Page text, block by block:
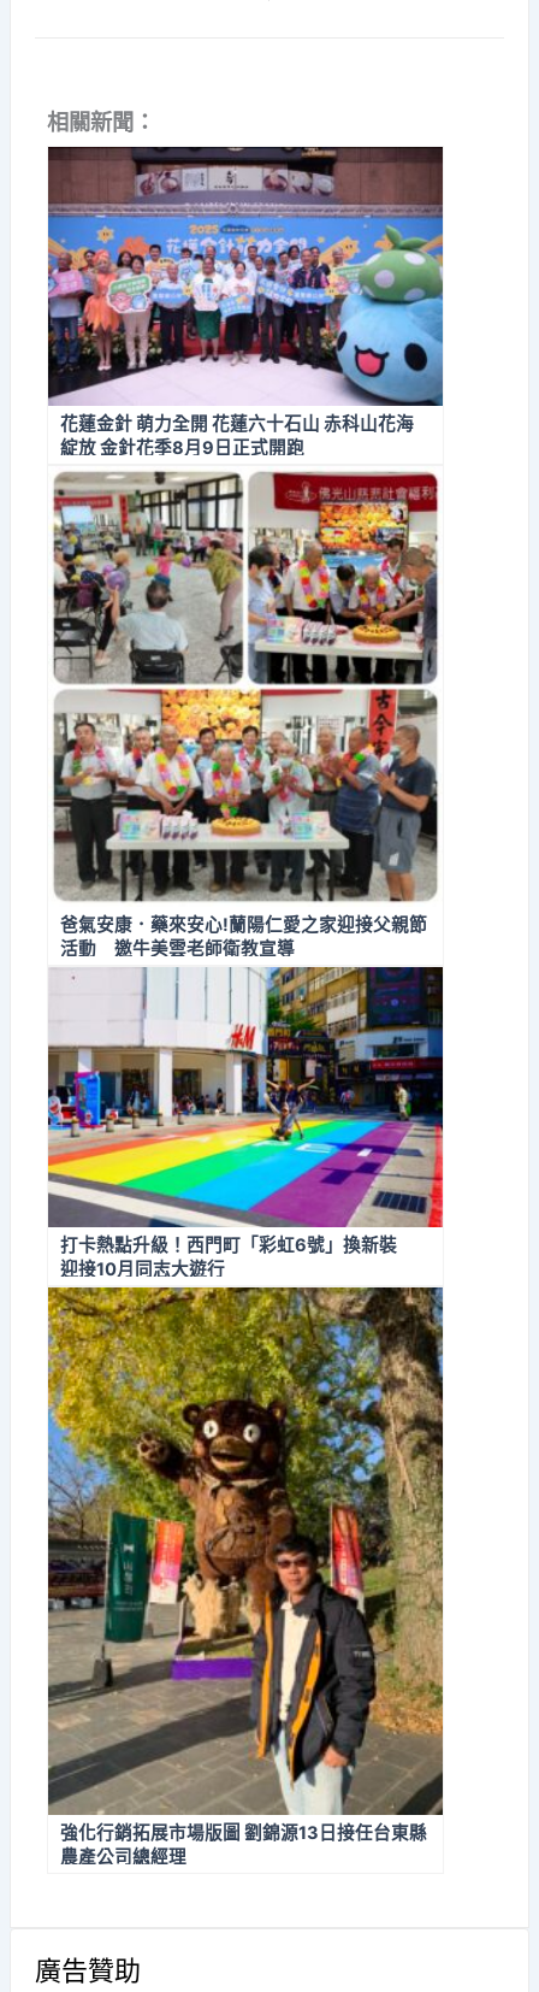
相關新聞：
花蓮金針 萌力全開 花蓮六十石山 赤科山花海
綻放 金針花季8月9日正式開跑
爸氣安康．藥來安心!蘭陽仁愛之家迎接父親節
活動 邀牛美雲老師衛教宣導
打卡熱點升級！西門町「彩虹6號」換新裝
迎接10月同志大遊行
強化行銷拓展市場版圖 劉錦源13日接任台東縣
農產公司總經理
廣告贊助